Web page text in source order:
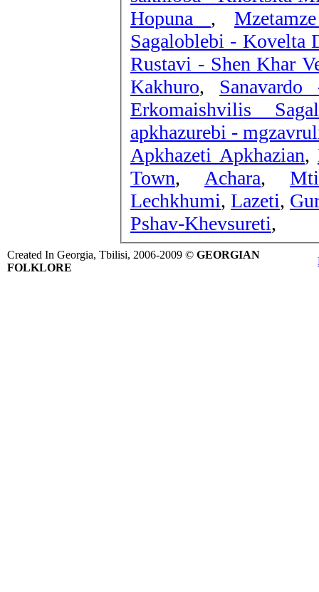
Hopuna ,
Sagaloblebi - Kovelta
Rustavi - Shen Khar
Kakhuro,
Erkomaishvilis
apkhazurebi -
Apkhazeti Apkhazian,
Town, Achara,
Lechkhumi, Lazeti,
Pshav-Khevsureti,
Created In Georgia, Tbilisi, 2006-2009 © GEORGIAN
FOLKLORE